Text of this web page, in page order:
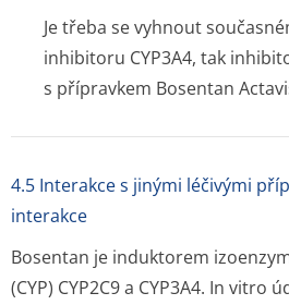
Je třeba se vyhnout
inhibitoru CYP3A4, tak
s přípravkem Bosentan
4.5 Interakce s jinými léčivými
interakce
Bosentan je induktorem
(CYP) CYP2C9 a CYP3A4. In vitro